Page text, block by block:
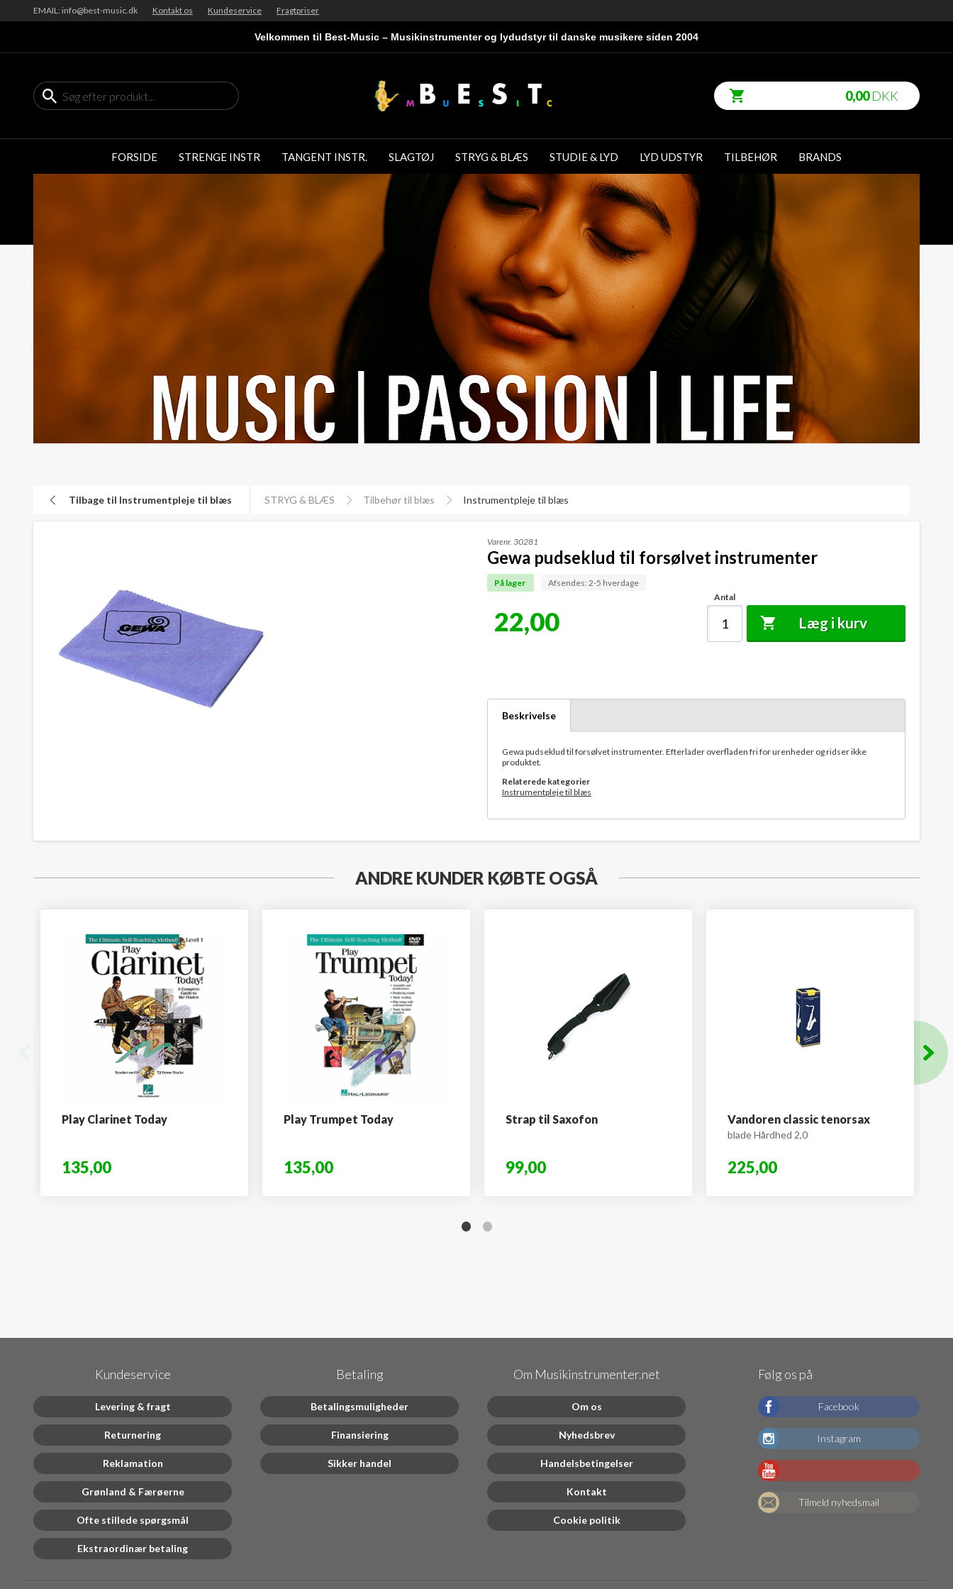
EMAIL: info@best-music.dk Kontakt os Kundeservice Fragtpriser
Velkommen til Best-Music – Musikinstrumenter og lydudstyr til danske musikere siden 2004
0,00DKK
FORSIDE STRENGE INSTR TANGENT INSTR. SLAGTØJ STRYG & BLÆS STUDIE & LYD LYD UDSTYR TILBEHØR BRANDS
Tilbage til Instrumentpleje til blæs STRYG & BLÆS Tilbehør til blæs Instrumentpleje til blæs
Varenr. 30281
Gewa pudseklud til forsølvet instrumenter
På lager Afsendes: 2-5 hverdage
22,00
Antal
Læg i kurv
Beskrivelse
Gewa pudseklud til forsølvet instrumenter. Efterlader overfladen fri for urenheder og ridser ikke
produktet.
Relaterede kategorier
Instrumentpleje til blæs
ANDRE KUNDER KØBTE OGSÅ
Play Clarinet Today
135,00
Play Trumpet Today
135,00
Strap til Saxofon
99,00
Vandoren classic tenorsax
blade Hårdhed 2,0
225,00
Kundeservice
Levering & fragt
Returnering
Reklamation
Grønland & Færøerne
Ofte stillede spørgsmål
Ekstraordinær betaling
Betaling
Betalingsmuligheder
Finansiering
Sikker handel
Om Musikinstrumenter.net
Om os
Nyhedsbrev
Handelsbetingelser
Kontakt
Cookie politik
Følg os på
Facebook
Instagram
Tilmeld nyhedsmail